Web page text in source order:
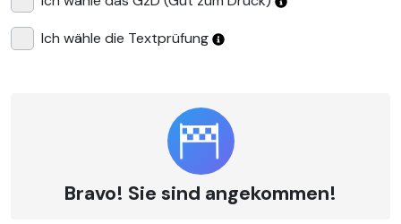
Ich wähle die Textprüfung
Bravo! Sie sind angekommen!